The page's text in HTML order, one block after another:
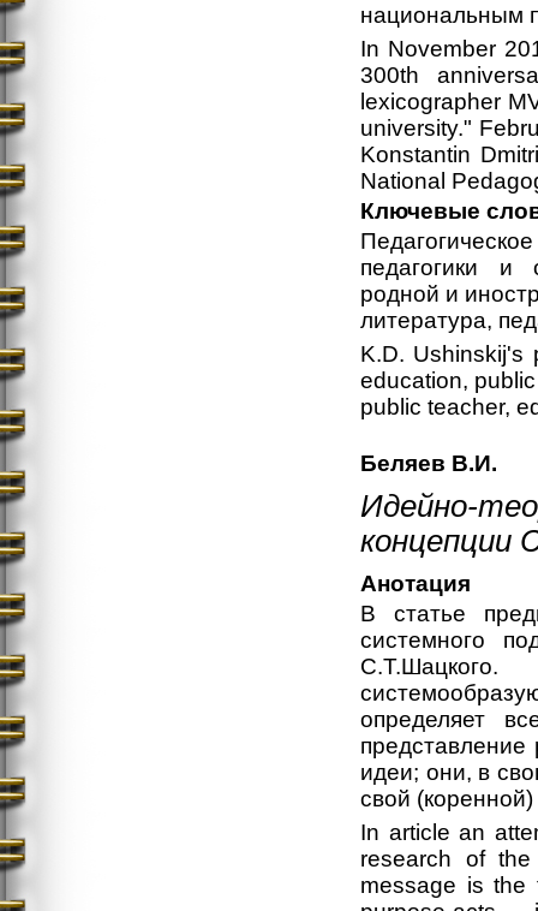
национальным
In November
300th
lexicographer
university."
Konstantin
National
Ключевые
педагогики и
родной и
литература,
K.D. Ushinskij's
education,
public teacher,
Беляев В.И.
Идейно-
концепции
Анотация
В статье
системного
определяет
представление
идеи; они, в
свой
In article an
research of
message is the